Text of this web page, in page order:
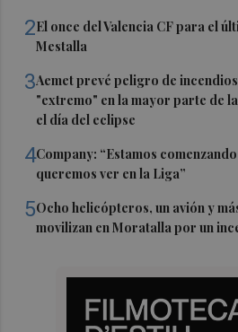
2El once del Valencia CF para el
Mestalla
3Aemet prevé peligro de
"extremo" en la mayor parte de
el día del eclipse
4Company: “Estamos
queremos ver en la Liga”
5Ocho helicópteros, un avión y
movilizan en Moratalla por un